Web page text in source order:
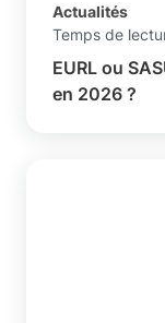
Actualités
Temps de
EURL ou
en 2026 ?